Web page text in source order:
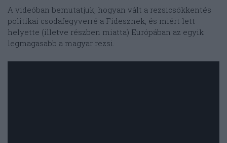
A videóban bemutatjuk, hogyan vált a rezsicsökkentés
politikai csodafegyverré a Fidesznek, és miért lett
helyette (illetve részben miatta) Európában az egyik
legmagasabb a magyar rezsi.